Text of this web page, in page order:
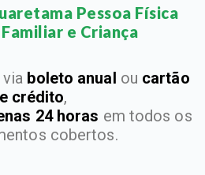
Pessoa Física
e Criança​
boleto anual ou cartão
crédito,
24 horas em todos os
cobertos.